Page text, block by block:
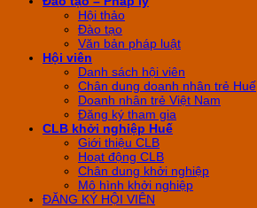
Hội thảo
Đào tạo
Văn bản pháp luật
Hội viên
Danh sách hội viên
Chân dung doanh nhân trẻ Huế
Doanh nhân trẻ Việt Nam
Đăng ký tham gia
CLB khởi nghiệp Huế
Giới thiệu CLB
Hoạt động CLB
Chân dung khởi nghiệp
Mô hình khởi nghiệp
ĐĂNG KÝ HỘI VIÊN